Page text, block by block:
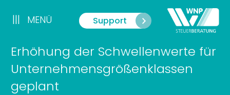
Inhalt
springen
Support
||| MENÜ
Erhöhung der Schwellenwerte für
Unternehmensgrößenklassen
geplant